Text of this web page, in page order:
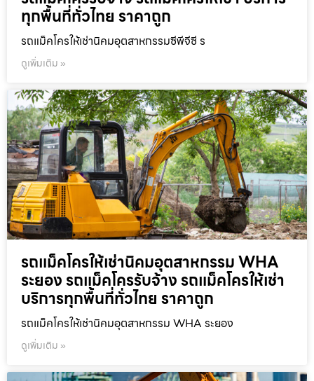
ทุกพื้นที่ทั่วไทย ราคาถูก
รถแม็คโครให้เช่านิคมอุตสาหกรรมซีพีจีซี ร
ดูเพิ่มเติม »
รถแม็คโครให้เช่านิคมอุตสาหกรรม WHA
ระยอง รถแม็คโครรับจ้าง รถแม็คโครให้เช่า
บริการทุกพื้นที่ทั่วไทย ราคาถูก
รถแม็คโครให้เช่านิคมอุตสาหกรรม WHA ระยอง
ดูเพิ่มเติม »